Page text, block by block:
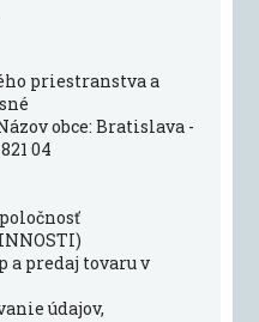
priestranstva a
obce: Bratislava -
04
a predaj tovaru v
údajov,